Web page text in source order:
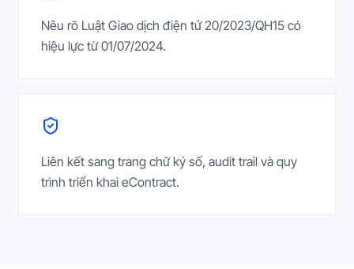
Nêu rõ Luật Giao dịch điện tử 20/2023/QH15 có
hiệu lực từ 01/07/2024.
Liên kết sang trang chữ ký số, audit trail và quy
trình triển khai eContract.